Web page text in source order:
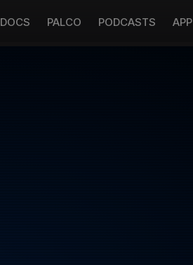
DOCS PALCO PODCASTS APP